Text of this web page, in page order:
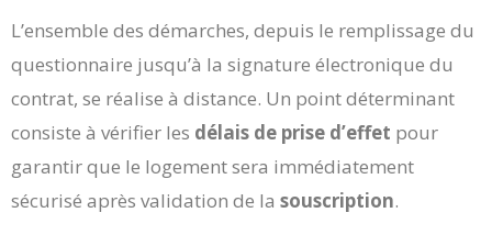
L’ensemble des démarches, depuis le remplissage du
questionnaire jusqu’à la signature électronique du
contrat, se réalise à distance. Un point déterminant
consiste à vérifier les délais de prise d’effet pour
garantir que le logement sera immédiatement
sécurisé après validation de la souscription.